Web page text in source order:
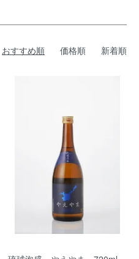
おすすめ順 価格順 新着順